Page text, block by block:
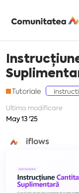
Tutoriale
Ultima modificare
May 13 '25
iflows